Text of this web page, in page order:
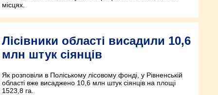
місцях.
Лісівники області висадили 10,6
млн штук сіянців
Як розповіли в Поліському лісовому фонді, у Рівненській
області вже висаджено 10,6 млн штук сіянців на площі
1523,8 га.